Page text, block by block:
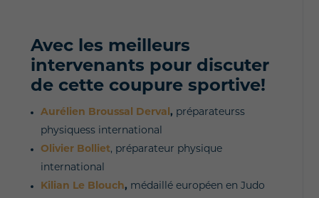
Avec les meilleurs
intervenants pour discuter
de cette coupure sportive!
Aurélien Broussal Derval , préparateurss
physiquess international
Olivier Bolliet, préparateur physique
international
Kilian Le Blouch, médaillé européen en Judo